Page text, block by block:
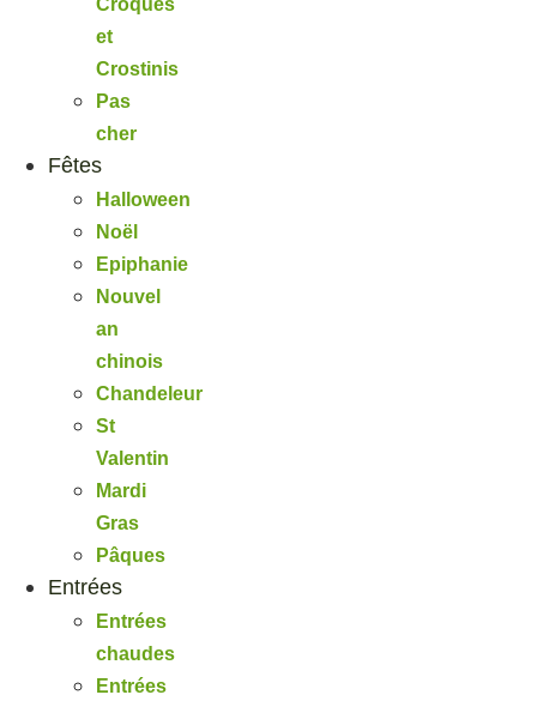
Croques
et
Crostinis
Pas
cher
Fêtes
Halloween
Noël
Epiphanie
Nouvel
an
chinois
Chandeleur
St
Valentin
Mardi
Gras
Pâques
Entrées
Entrées
chaudes
Entrées